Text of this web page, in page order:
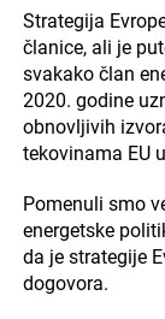
Strategija
članice, ali je
svakako član
2020. godine
obnovljivih
tekovinama EU
Pomenuli smo
energetske
da je strategije
dogovora.